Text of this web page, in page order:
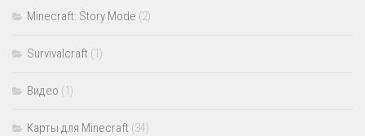
Minecraft: Story Mode (2)
Survivalcraft (1)
Видео (1)
Карты для Minecraft (34)